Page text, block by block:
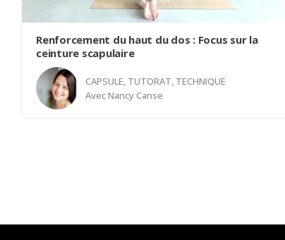
Renforcement du haut du dos : Focus sur la
ceinture scapulaire
CAPSULE, TUTORAT, TECHNIQUE
AvecNancy Canse
développer la force et la stabilité de ces zones